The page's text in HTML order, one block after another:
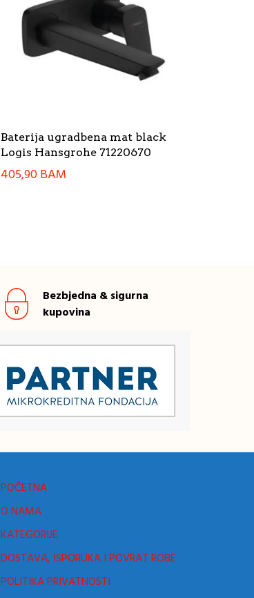
Baterija ugradbena mat black
Logis Hansgrohe 71220670
405,90BAM
Bezbjedna & sigurna
kupovina
POČETNA
O NAMA
KATEGORIJE
DOSTAVA, ISPORUKA I POVRAT ROBE
POLITIKA PRIVATNOSTI